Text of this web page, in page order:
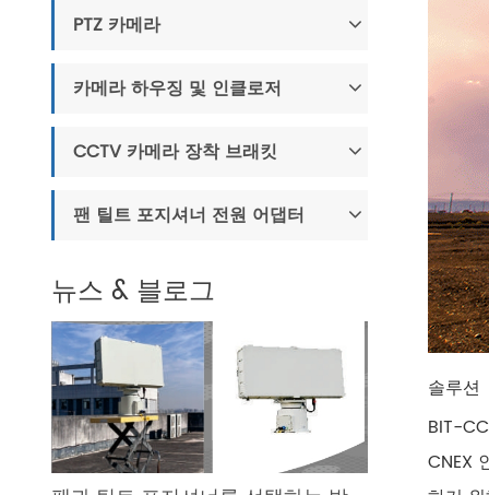
PTZ 카메라
카메라 하우징 및 인클로저
CCTV 카메라 장착 브래킷
팬 틸트 포지셔너 전원 어댑터
뉴스 & 블로그
솔루션
BIT-
CNEX